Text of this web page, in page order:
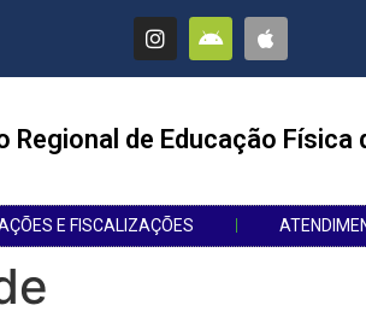
Regional de Educação Física
E FISCALIZAÇÕES